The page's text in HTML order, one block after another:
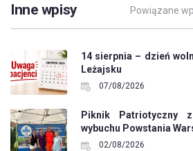
Inne wpisy Powiązane
14 sierpnia – dzień
Leżajsku
07/08/2026
Piknik Patriotyczny
wybuchu Powstania
02/08/2026